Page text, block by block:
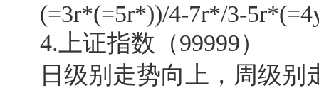
(=3r*(=5r*))/4-7r*/3-
4. 上证指数（99999）
日级别走势向上，周级